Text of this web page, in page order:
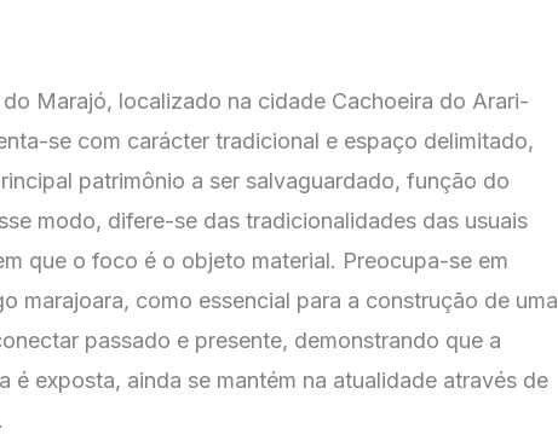
Marajó, localizado na cidade Cachoeira do Arari-
se com carácter tradicional e espaço delimitado,
patrimônio a ser salvaguardado, função do
modo, difere-se das tradicionalidades das usuais
que o foco é o objeto material. Preocupa-se em
marajoara, como essencial para a construção de uma
passado e presente, demonstrando que a
é exposta, ainda se mantém na atualidade através de